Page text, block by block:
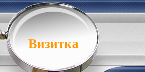
Визитка